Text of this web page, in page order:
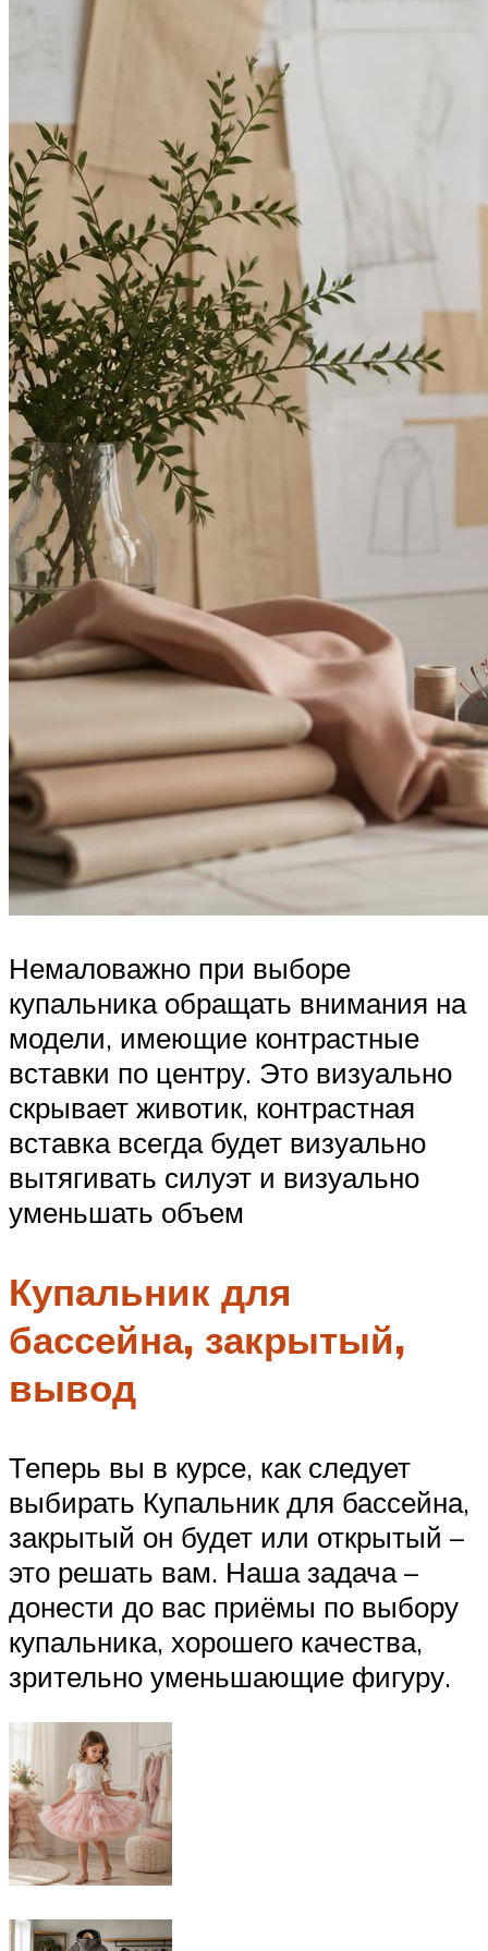
Немаловажно при выборе
купальника обращать внимания на
модели, имеющие контрастные
вставки по центру. Это визуально
скрывает животик, контрастная
вставка всегда будет визуально
вытягивать силуэт и визуально
уменьшать объем
Купальник для
бассейна, закрытый,
вывод
Теперь вы в курсе, как следует
выбирать Купальник для бассейна,
закрытый он будет или открытый –
это решать вам. Наша задача –
донести до вас приёмы по выбору
купальника, хорошего качества,
зрительно уменьшающие фигуру.